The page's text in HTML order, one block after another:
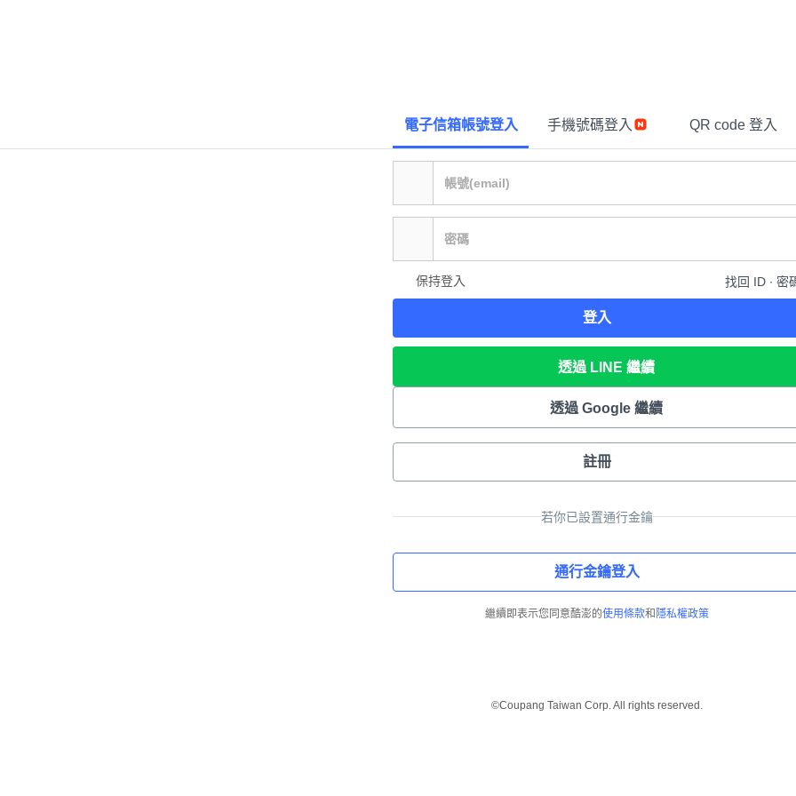
電子信箱帳號登入 手機號碼登入 QR code 登入
保持登入 找回 ID ∙ 密
登入
透過 LINE 繼續
透過 Google 繼續
註冊
若你已設置通行金鑰
通行金鑰登入
繼續即表示您同意酷澎的使用條款和 隱私權政策
©Coupang Taiwan Corp. All rights reserved.